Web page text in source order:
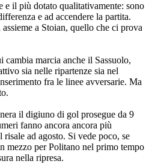
e il più dotato qualitativamente: sono
e ad accendere la partita.
a Stoian, quello che ci prova
cambia marcia anche il Sassuolo,
sia nelle ripartenze sia nel
fra le linee avversarie. Ma
il digiuno di gol prosegue da 9
fanno ancora ancora più
ad agosto. Si vede poco, se
mezzo per Politano nel primo tempo
nella ripresa.